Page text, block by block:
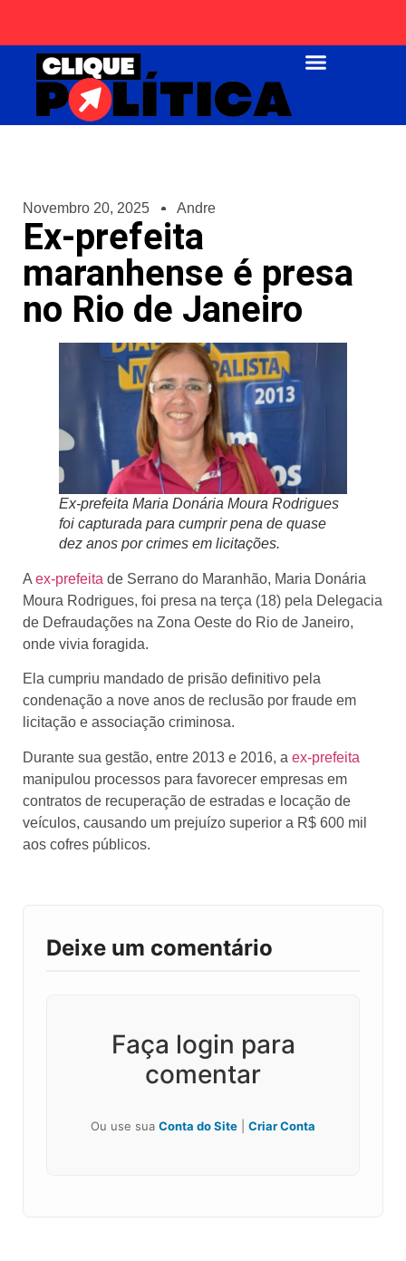
Novembro 20, 2025 Andre
Ex-prefeita
maranhense é presa
no Rio de Janeiro
Ex-prefeita Maria Donária Moura Rodrigues
foi capturada para cumprir pena de quase
dez anos por crimes em licitações.
A ex-prefeita de Serrano do Maranhão, Maria Donária
Moura Rodrigues, foi presa na terça (18) pela Delegacia
de Defraudações na Zona Oeste do Rio de Janeiro,
onde vivia foragida.
Ela cumpriu mandado de prisão definitivo pela
condenação a nove anos de reclusão por fraude em
licitação e associação criminosa.
Durante sua gestão, entre 2013 e 2016, a ex-prefeita
manipulou processos para favorecer empresas em
contratos de recuperação de estradas e locação de
veículos, causando um prejuízo superior a R$ 600 mil
aos cofres públicos.
Deixe um comentário
Faça login para
comentar
Ou use sua Conta do Site Criar Conta